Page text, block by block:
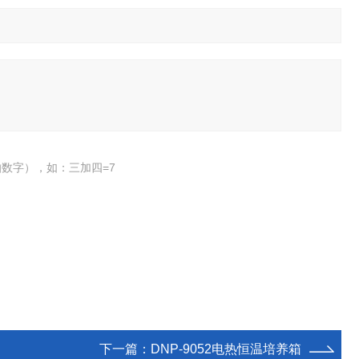
字），如：三加四=7
下一篇： DNP-9052电热恒温培养箱